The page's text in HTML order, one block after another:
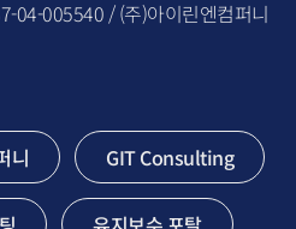
04-005540 / (주)아이린엔컴퍼니
니 GIT Consulting